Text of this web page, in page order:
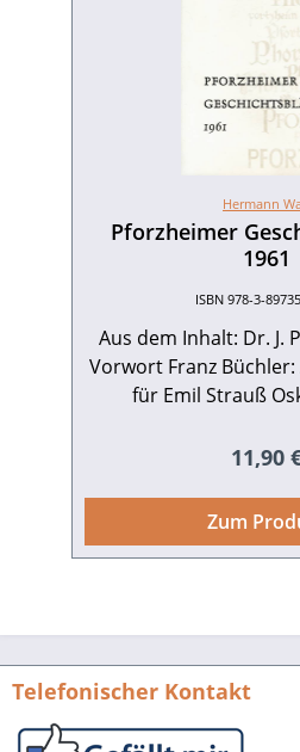
Hermann
Pforzheimer
1961
ISBN 978-3-
Aus dem Inhalt: Dr. J. P. Brandenburg:
Vorwort Franz
für Emil Strauß
Alfons Kirchenmaier
Hannemann:
von 1528 Friedrich
Vierordtin Wittib.
Erwin Ohnemus:
11,90
Zum
Telefonischer Kontakt